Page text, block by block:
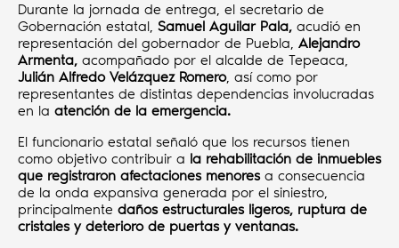
Durante la jornada de entrega, el secretario de
Gobernación estatal, Samuel Aguilar Pala, acudió en
representación del gobernador de Puebla, Alejandro
Armenta, acompañado por el alcalde de Tepeaca,
Julián Alfredo Velázquez Romero, así como por
representantes de distintas dependencias involucradas
en la atención de la emergencia.
El funcionario estatal señaló que los recursos tienen
como objetivo contribuir a la rehabilitación de inmuebles
que registraron afectaciones menoresa consecuencia
de la onda expansiva generada por el siniestro,
principalmente daños estructurales ligeros, ruptura de
cristales y deterioro de puertas y ventanas.